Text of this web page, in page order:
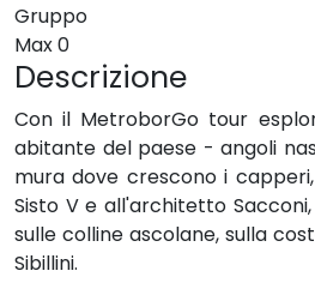
Gruppo
Max0
Descrizione
Con il MetroborGo tour
abitante del paese - angoli
mura dove crescono i
Sisto V e all'architetto
sulle colline ascolane, sulla
Sibillini.